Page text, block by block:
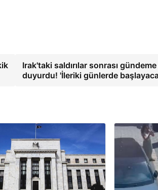
Irak'taki saldırılar sonrası
duyurdu! 'İleriki günlerde